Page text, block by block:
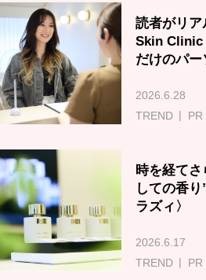
読者がリア
Skin Clinic
だけのパ
2026.6.28
TREND
PR
時を経て
しての香
ラズィ〉
2026.6.17
TREND
PR